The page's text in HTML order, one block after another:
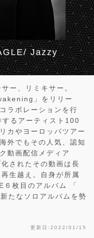
Jazzy
ー、リミキサー。
」をリリー
ラボレーションを行
るアーティスト100
カやヨーロッパツアー
外でもその人気、認知
動画配信メディア
されたその動画は長
生越え。自身が所属
枚目のアルバム 「
たなソロアルバムを勢
更新日:2022/01/15